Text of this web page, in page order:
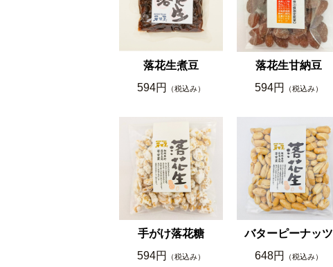
落花生煮豆
594円
（税込み）
落花生甘納豆
594円
（税込み）
手がけ落花糖
594円
（税込み）
バターピーナッツ
648円
（税込み）